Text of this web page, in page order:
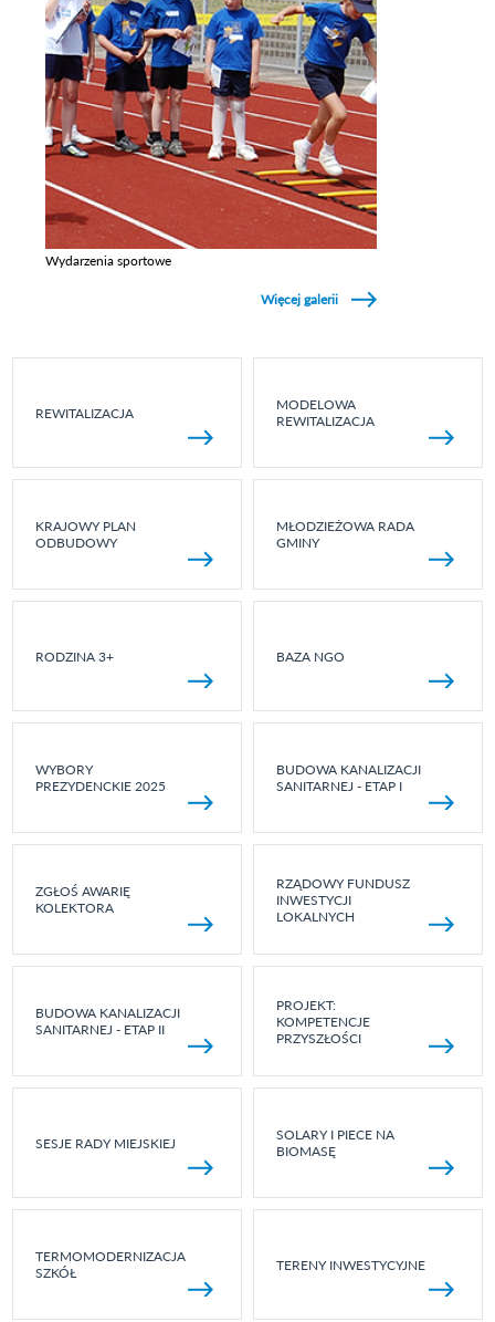
Wydarzenia sportowe
Więcej galerii
REWITALIZACJA
MODELOWA
REWITALIZACJA
KRAJOWY PLAN
ODBUDOWY
MŁODZIEŻOWA RADA
GMINY
RODZINA 3+ BAZA NGO
WYBORY
PREZYDENCKIE 2025
BUDOWA KANALIZACJI
SANITARNEJ - ETAP I
ZGŁOŚ AWARIĘ
KOLEKTORA
RZĄDOWY FUNDUSZ
INWESTYCJI
LOKALNYCH
BUDOWA KANALIZACJI
SANITARNEJ - ETAP II
PROJEKT:
KOMPETENCJE
PRZYSZŁOŚCI
SESJE RADY MIEJSKIEJ
SOLARY I PIECE NA
BIOMASĘ
TERMOMODERNIZACJA
SZKÓŁ
TERENY INWESTYCYJNE